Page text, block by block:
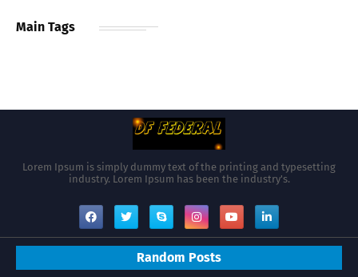
Main Tags
Lorem Ipsum is simply dummy text of the printing and typesetting
industry. Lorem Ipsum has been the industry's.
Random Posts